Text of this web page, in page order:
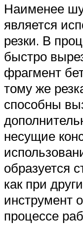
Наименее
является
резки. В
быстро
фрагмент
тому же
способны
несущие
образуется
как при
инструмент
процессе